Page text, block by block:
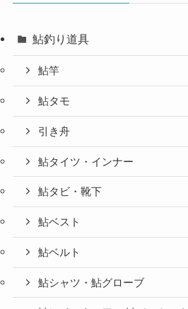
鮎釣り道具
鮎竿
鮎タモ
引き舟
鮎タイツ・インナー
鮎タビ・靴下
鮎ベスト
鮎ベルト
鮎シャツ・鮎グローブ